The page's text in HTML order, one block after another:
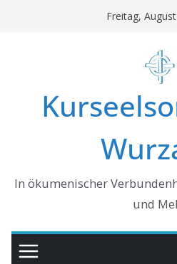
Freitag,
In ökumenischer
und